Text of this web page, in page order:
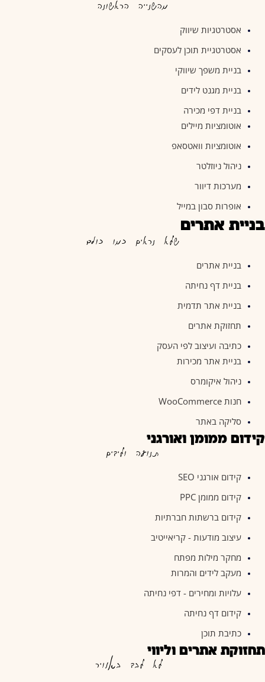
מהשנייה הראשונה
אסטרטגיות שיווק
אסטרטגיית תוכן לעסקים
בניית משפך שיווקי
בניית מגנט לידים
בניית דפי מכירה
אוטומציות מיילים
אוטומציות וואטסאפ
ניהול ניוזלטר
מערכות דיוור
אופרות סבון במייל
בניית אתרים
שלא נראים כמו כולם
בניית אתרים
בניית דף נחיתה
בניית אתר תדמית
תחזוקת אתרים
כתיבה ועיצוב לפי העסק
בניית אתר מכירות
ניהול איקומרס
חנות WooCommerce
סליקה באתר
קידום ממומן ואורגני
תנועה ולידים
קידום אורגני SEO
קידום ממומן PPC
קידום ברשתות חברתיות
עיצוב מודעות - קריאייטיב
מחקר מילות מפתח
מעקב לידים והמרות
עלויות ומחירים - דפי נחיתה
קידום דף נחיתה
כתיבת תוכן
תחזוקת אתרים וליווי
לא לבד באוויר